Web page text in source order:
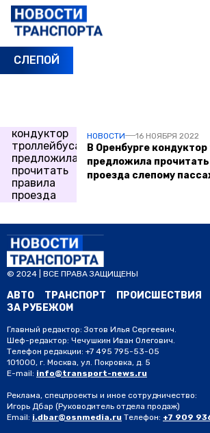
СЛЕПОЙ
НОВОСТИ 16 НОЯБРЯ 2022
В Оренбурге
предложила
проезда слепому
© 2024 | ВСЕ ПРАВА ЗАЩИЩЕНЫ
АВТО ТРАНСПОРТ ПРОИСШЕСТВИЯ
ЗА РУБЕЖОМ
Главный редактор: Зотов Илья Сергеевич.
Шеф-редактор: Чечушкин Иван Олегович.
Телефон редакции: +7 495 795-53-05
101000, г. Москва, ул. Покровка, д. 5
E-mail: info@transport-news.ru
Реклама, спецпроекты и иное сотрудничество:
Игорь Дбар (Руководитель отдела продаж)
Email: i.dbar@osnmedia.ru Телефон: +7 909